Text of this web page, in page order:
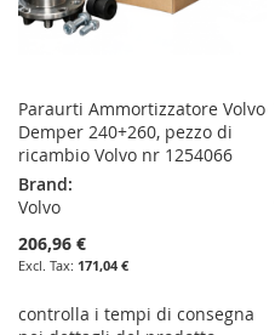
Paraurti Ammortizzatore Volvo
Demper 240+260, pezzo di
ricambio Volvo nr 1254066
Brand:
Volvo
206,96 €
171,04 €
controlla i tempi di consegna